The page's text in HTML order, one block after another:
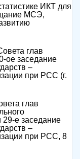
ИКТ для
МСЭ,
глав
ое заседание
–
при РСС (г.
глав
29-е заседание
–
при РСС, 8